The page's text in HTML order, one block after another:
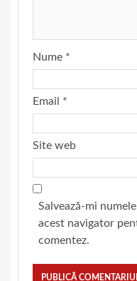
Nume *
Email *
Site web
Salvează-mi
acest navigator
comentez.